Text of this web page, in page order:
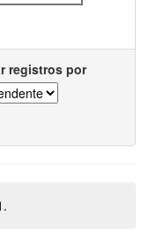
registros por